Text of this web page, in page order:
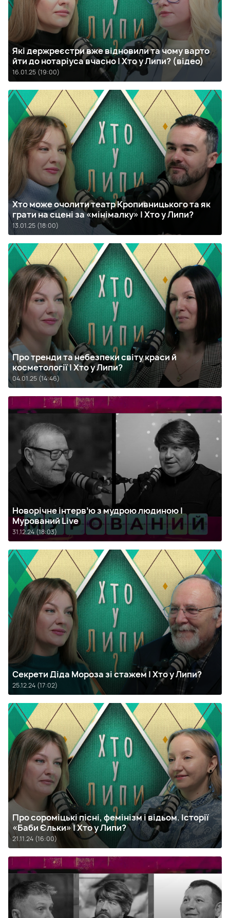
Які держреєстри вже відновили та чому варто
йти до нотаріуса вчасно | Хто у Липи? (відео)
16.01.25 (19:00)
Хто може очолити театр Кропивницького та як
грати на сцені за «мінімалку» | Хто у Липи?
13.01.25 (18:00)
Про тренди та небезпеки світу краси й
косметології | Хто у Липи?
04.01.25 (14:46)
Новорічне інтервʼю з мудрою людиною |
Мурований Live
31.12.24 (18:03)
Секрети Діда Мороза зі стажем | Хто у Липи?
25.12.24 (17:02)
Про сороміцькі пісні, фемінізм і відьом. Історії
«Баби Єльки» | Хто у Липи?
21.11.24 (16:00)